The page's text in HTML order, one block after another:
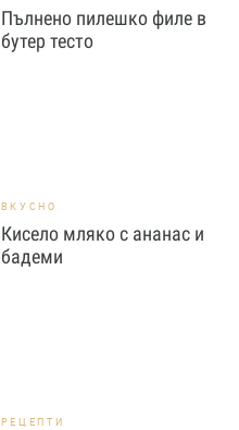
Пълнено пилешко филе в
бутер тесто
ВКУСНО
Кисело мляко с ананас и
бадеми
РЕЦЕПТИ